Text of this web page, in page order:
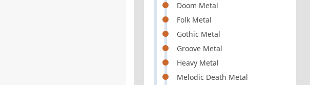
Doom Metal
Folk Metal
Gothic Metal
Groove Metal
Heavy Metal
Melodic Death Metal